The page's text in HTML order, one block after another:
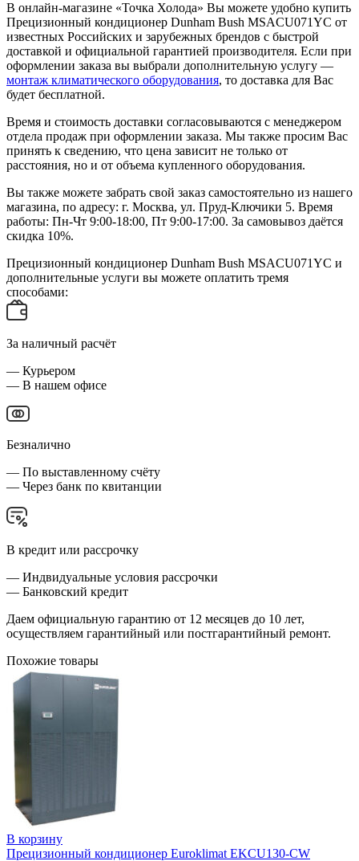
В онлайн-магазине «Точка Холода» Вы можете удобно купить
Прецизионный кондиционер Dunham Bush MSACU071YC от
известных Российских и зарубежных брендов с быстрой
доставкой и официальной гарантией производителя. Если при
оформлении заказа вы выбрали дополнительную услугу —
монтаж климатического оборудования, то доставка для Вас
будет бесплатной.
Время и стоимость доставки согласовываются с менеджером
отдела продаж при оформлении заказа. Мы также просим Вас
принять к сведению, что цена зависит не только от
расстояния, но и от объема купленного оборудования.
Вы также можете забрать свой заказ самостоятельно из нашего
магазина, по адресу: г. Москва, ул. Пруд-Ключики 5. Время
работы: Пн-Чт 9:00-18:00, Пт 9:00-17:00. За самовывоз даётся
скидка 10%.
Прецизионный кондиционер Dunham Bush MSACU071YC и
дополнительные услуги вы можете оплатить тремя
способами:
За наличный расчёт
— Курьером
— В нашем офисе
Безналично
— По выставленному счёту
— Через банк по квитанции
В кредит или рассрочку
— Индвидуальные условия рассрочки
— Банковский кредит
Даем официальную гарантию от 12 месяцев до 10 лет,
осуществляем гарантийный или постгарантийный ремонт.
Похожие товары
В корзину
Прецизионный кондиционер Euroklimat EKCU130-CW